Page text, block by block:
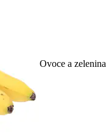
Ovoce a zelenina